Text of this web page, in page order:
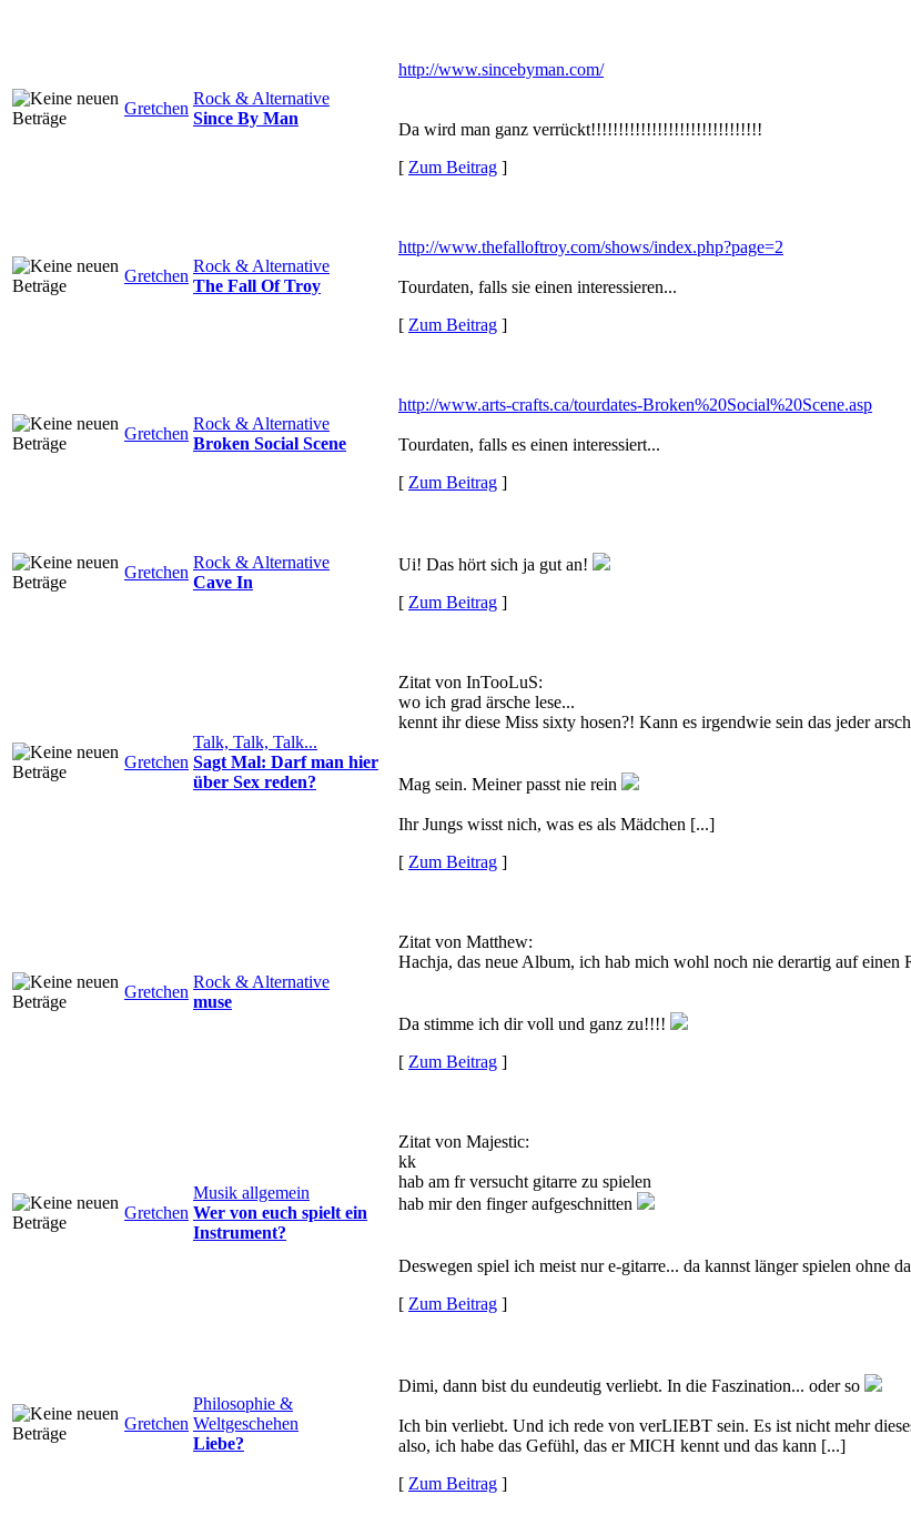
Gretchen
Rock & Alternative
Since By Man
http://www.sincebyman.com/
Da wird man ganz verrückt!!!!!!!!!!!!!!!!!!!!!!!!!!!!!!!
[ Zum Beitrag ]
Gretchen
Rock & Alternative
The Fall Of Troy
http://www.thefalloftroy.com/shows/index.php?page=2
Tourdaten, falls sie einen interessieren...
[ Zum Beitrag ]
Gretchen
Rock & Alternative
Broken Social Scene
http://www.arts-crafts.ca/tourdates-Broken%20Social%20Scene.asp
Tourdaten, falls es einen interessiert...
[ Zum Beitrag ]
Gretchen
Rock & Alternative
Cave In
Ui! Das hört sich ja gut an!
[ Zum Beitrag ]
Gretchen
Talk, Talk, Talk...
Sagt Mal: Darf man hier
über Sex reden?
Zitat von InTooLuS:
wo ich grad ärsche lese...
kennt ihr diese Miss sixty hosen?! Kann es irgendwie sein das jeder
Mag sein. Meiner passt nie rein
Ihr Jungs wisst nich, was es als Mädchen [...]
[ Zum Beitrag ]
Gretchen
Rock & Alternative
muse
Zitat von Matthew:
Hachja, das neue Album, ich hab mich wohl noch nie derartig auf einen
Da stimme ich dir voll und ganz zu!!!!
[ Zum Beitrag ]
Gretchen
Musik allgemein
Wer von euch spielt ein
Instrument?
Zitat von Majestic:
kk
hab am fr versucht gitarre zu spielen
hab mir den finger aufgeschnitten
Deswegen spiel ich meist nur e-gitarre... da kannst länger spielen ohne
[ Zum Beitrag ]
Gretchen
Philosophie &
Weltgeschehen
Liebe?
Dimi, dann bist du eundeutig verliebt. In die Faszination... oder so
Ich bin verliebt. Und ich rede von verLIEBT sein. Es ist nicht mehr
also, ich habe das Gefühl, das er MICH kennt und das kann [...]
[ Zum Beitrag ]